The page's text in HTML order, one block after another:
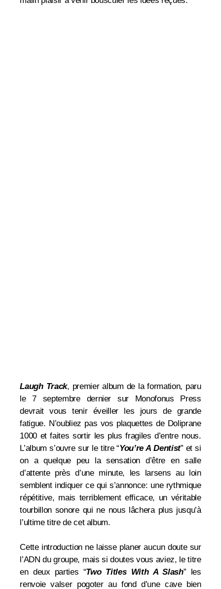
Laugh Track, premier album de la formation, paru
le 7 septembre dernier sur Monofonus Press
devrait vous tenir éveiller les jours de grande
fatigue. N’oubliez pas vos plaquettes de Doliprane
1000 et faites sortir les plus fragiles d’entre nous.
L’album s’ouvre sur le titre “You’re A Dentist” et si
on a quelque peu la sensation d’être en salle
d’attente près d’une minute, les larsens au loin
semblent indiquer ce qui s’annonce: une rythmique
répétitive, mais terriblement efficace, un véritable
tourbillon sonore qui ne nous lâchera plus jusqu’à
l’ultime titre de cet album.
Cette introduction ne laisse planer aucun doute sur
l’ADN du groupe, mais si doutes vous aviez, le titre
en deux parties “Two Titles With A Slash” les
renvoie valser pogoter au fond d’une cave bien